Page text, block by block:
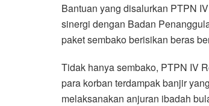
Bantuan yang disalurkan PTPN
sinergi dengan Badan
paket sembako berisikan beras
Tidak hanya sembako, PTPN IV
para korban terdampak banjir
melaksanakan anjuran ibadah